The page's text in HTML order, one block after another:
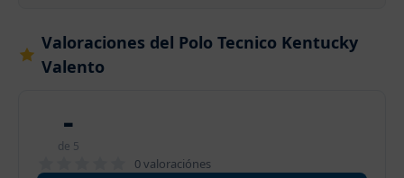
Valoraciones del Polo Tecnico Kentucky
Valento
-
de 5
0 valoraciónes